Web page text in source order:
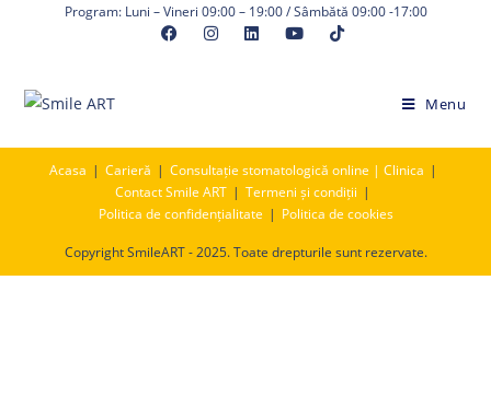
Program: Luni – Vineri 09:00 – 19:00 / Sâmbătă 09:00 -17:00
Menu
Acasa Carieră
Consultație stomatologică online | Clinica
Contact Smile ART
Termeni și condiții
Politica de confidențialitate
Politica de cookies
Copyright SmileART - 2025. Toate drepturile sunt rezervate.